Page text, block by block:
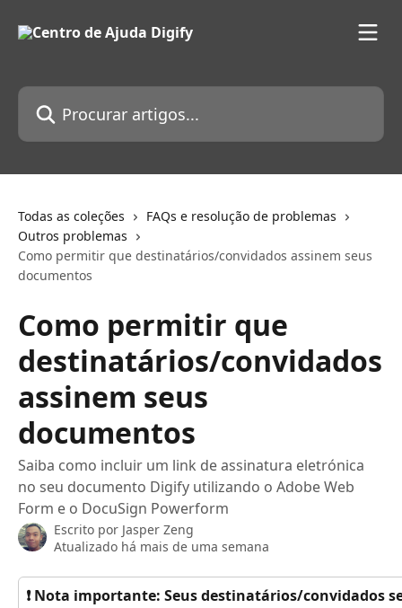
Procurar artigos...
Todas as coleções
FAQs e resolução de problemas
Outros problemas
Como permitir que destinatários/convidados assinem seus
documentos
Como permitir que
destinatários/convidados
assinem seus
documentos
Saiba como incluir um link de assinatura eletrónica
no seu documento Digify utilizando o Adobe Web
Form e o DocuSign Powerform
Escrito por Jasper Zeng
Atualizado há mais de uma semana
❗ Nota importante: Seus destinatários/convidados